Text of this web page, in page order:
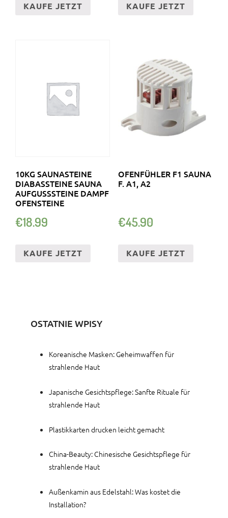
KAUFE JETZT KAUFE JETZT
10KG SAUNASTEINE
DIABASSTEINE SAUNA
AUFGUSSSTEINE DAMPF
OFENSTEINE
€18.99
KAUFE JETZT
OFENFÜHLER F1 SAUNA
F. A1, A2
€45.90
KAUFE JETZT
OSTATNIE WPISY
Koreanische Masken: Geheimwaffen für
strahlende Haut
Japanische Gesichtspflege: Sanfte Rituale für
strahlende Haut
Plastikkarten drucken leicht gemacht
China-Beauty: Chinesische Gesichtspflege für
strahlende Haut
Außenkamin aus Edelstahl: Was kostet die
Installation?